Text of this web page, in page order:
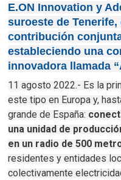
E.ON Innovation y
suroeste de
contribución
estableciendo una
innovadora llamada
11 agosto 2022.- Es la
este tipo en Europa y,
grande de España:
una unidad de
en un radio de 500
residentes y entidades
colectivamente